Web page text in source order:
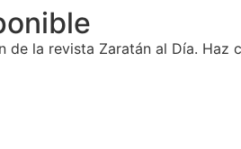
la revista Zaratán al Día. Haz